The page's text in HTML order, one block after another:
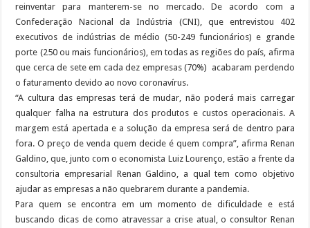
reinventar para manterem-se no mercado. De acordo com a
Confederação Nacional da Indústria (CNI), que entrevistou 402
executivos de indústrias de médio (50-249 funcionários) e grande
porte (250 ou mais funcionários), em todas as regiões do país, afirma
que cerca de sete em cada dez empresas (70%) acabaram perdendo
o faturamento devido ao novo coronavírus.
“A cultura das empresas terá de mudar, não poderá mais carregar
qualquer falha na estrutura dos produtos e custos operacionais. A
margem está apertada e a solução da empresa será de dentro para
fora. O preço de venda quem decide é quem compra”, afirma Renan
Galdino, que, junto com o economista Luiz Lourenço, estão a frente da
consultoria empresarial Renan Galdino, a qual tem como objetivo
ajudar as empresas a não quebrarem durante a pandemia.
Para quem se encontra em um momento de dificuldade e está
buscando dicas de como atravessar a crise atual, o consultor Renan